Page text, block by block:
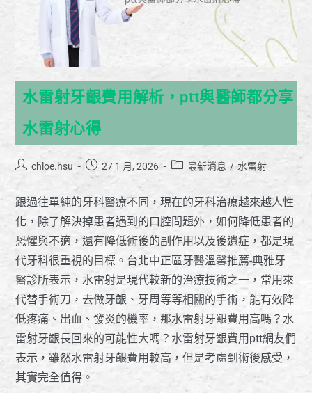
水雷射牙齦費用解析，ptt與醫師都分享
水雷射心得
chloe.hsu 27 1 月, 2026 最新消息 / 水雷射
跟過往單純的牙科醫療不同，現在的牙科治療越來越人性
化，除了解決掉患者遇到的口腔問題外，如何降低患者的
恐懼與不適，還有降低術後的副作用以及後遺症，都是現
代牙科很重視的目標。台北中正區牙醫溫馨推薦-典雅牙
醫診所表示，水雷射是現代較新的治療技術之一，常用來
代替手術刀，去做牙齦、牙周等等相關的手術，能有效降
低疼痛、出血、發炎的機率，那水雷射牙齦費用高嗎？水
雷射牙齦長回來的可能性大嗎？水雷射牙齦費用ptt網友們
表示，雖然水雷射牙齦費用較高，但是考慮到術後感受，
其實完全值得。